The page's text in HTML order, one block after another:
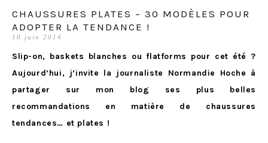
CHAUSSURES PLATES – 30 MODÈLES POUR
ADOPTER LA TENDANCE !
10 juin 2014
Slip-on, baskets blanches ou flatforms pour cet été ?
Aujourd’hui, j’invite la journaliste Normandie Hoche à
partager sur mon blog ses plus belles
recommandations en matière de chaussures
tendances… et plates !